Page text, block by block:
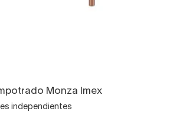
Monza Imex
independientes